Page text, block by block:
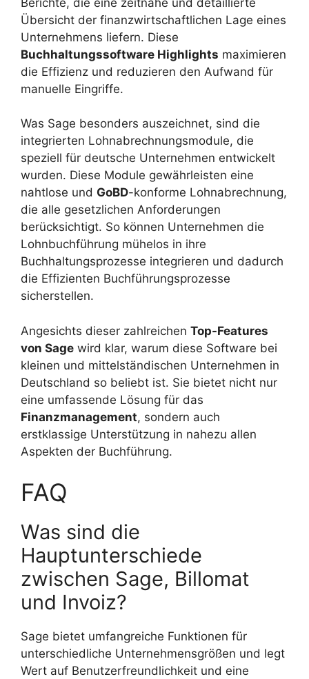
Übersicht der finanzwirtschaftlichen Lage eines
Unternehmens liefern. Diese
Buchhaltungssoftware Highlights maximieren
die Effizienz und reduzieren den Aufwand für
manuelle Eingriffe.
Was Sage besonders auszeichnet, sind die
integrierten Lohnabrechnungsmodule, die
speziell für deutsche Unternehmen entwickelt
wurden. Diese Module gewährleisten eine
nahtlose und GoBD-konforme Lohnabrechnung,
die alle gesetzlichen Anforderungen
berücksichtigt. So können Unternehmen die
Lohnbuchführung mühelos in ihre
Buchhaltungsprozesse integrieren und dadurch
die Effizienten Buchführungsprozesse
sicherstellen.
Angesichts dieser zahlreichen Top-Features
von Sage wird klar, warum diese Software bei
kleinen und mittelständischen Unternehmen in
Deutschland so beliebt ist. Sie bietet nicht nur
eine umfassende Lösung für das
Finanzmanagement, sondern auch
erstklassige Unterstützung in nahezu allen
Aspekten der Buchführung.
FAQ
Was sind die
Hauptunterschiede
zwischen Sage, Billomat
und Invoiz?
Sage bietet umfangreiche Funktionen für
unterschiedliche Unternehmensgrößen und legt
Wert auf Benutzerfreundlichkeit und eine